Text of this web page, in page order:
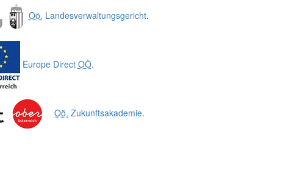
Oö. Landesverwaltungsgericht.
Europe Direct OÖ.
Oö. Zukunftsakademie.